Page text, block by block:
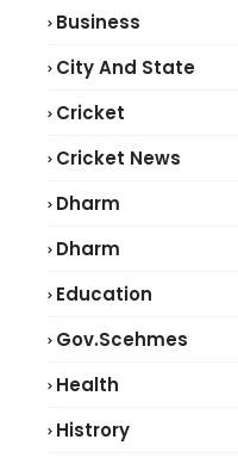
Business
City And State
Cricket
Cricket News
Dharm
Dharm
Education
Gov.scehmes
Health
Histrory